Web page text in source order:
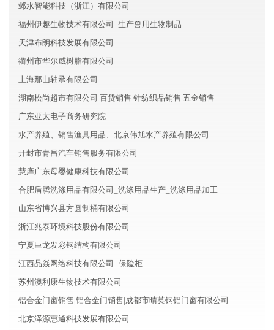
邺水智能科技（浙江）有限公司
福州伊趣生物技术有限公司_生产兽用生物制品
天津布朗科技发展有限公司
衢州市华尔威树脂有限公司
上海那山轴承有限公司
湖南松尚超市有限公司 百货销售 针纺织品销售 五金销售
广东亚太电子商务研究院
水产养殖、销售渔具用品、北京伟旭水产养殖有限公司
开封市青昌汽车销售服务有限公司
慧庠广东母婴健康科技有限公司
合肥盾腾洗涤用品有限公司_洗涤用品生产_洗涤用品加工
山东省博兴县方圆制桶有限公司
浙江兆泰环境科技股份有限公司
宁夏巨龙发彩钢结构有限公司
江西品焱网络科技有限公司--保险柜
苏州澳利康生物技术有限公司
铝合金门窗销售|铝合金门销售|成都市晴莫钢铝门窗有限公司
北京泽源惠通科技发展有限公司